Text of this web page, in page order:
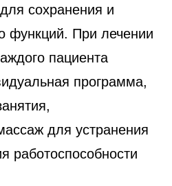
сохранения и
функций. При лечении
пациента
программа,
для устранения
работоспособности